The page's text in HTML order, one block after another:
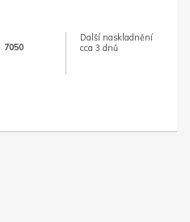
7050
Další naskladnění
cca 3 dnů